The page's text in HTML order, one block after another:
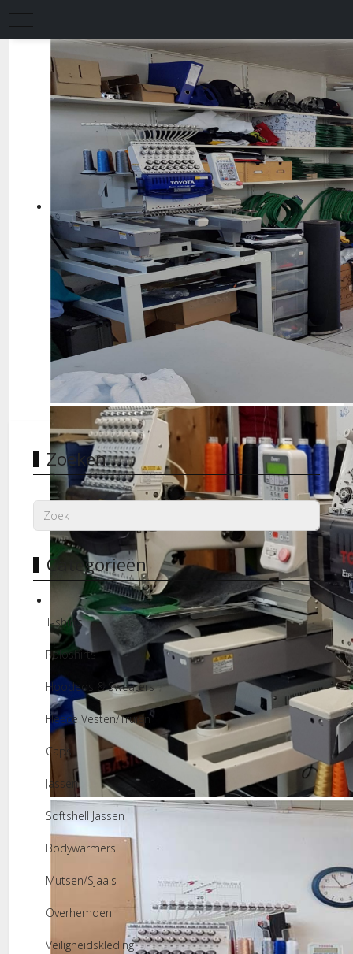
Mobile Menu Toggle
Borduurmachines
Borduurstudio
Zoeken
Categorieën
T-shirts
Poloshirts
Hoodeds & Sweaters
Fleece Vesten/Truien
Caps
Jassen
Softshell Jassen
Bodywarmers
Mutsen/Sjaals
Overhemden
Veiligheidskleding